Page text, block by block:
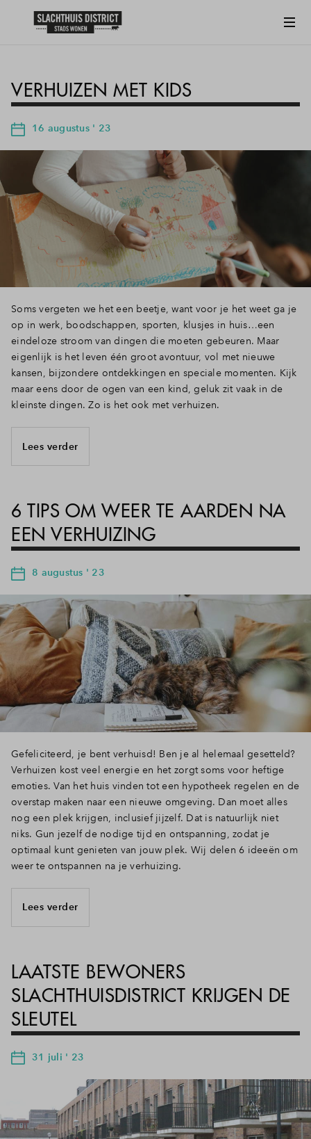
Inloggen
VERHUIZEN MET KIDS
16 augustus ' 23
Soms vergeten we het een beetje, want voor je het weet ga je
op in werk, boodschappen, sporten, klusjes in huis…een
eindeloze stroom van dingen die moeten gebeuren. Maar
eigenlijk is het leven één groot avontuur, vol met nieuwe
kansen, bijzondere ontdekkingen en speciale momenten. Kijk
maar eens door de ogen van een kind, geluk zit vaak in de
kleinste dingen. Zo is het ook met verhuizen.
Lees verder
6 TIPS OM WEER TE AARDEN NA
EEN VERHUIZING
8 augustus ' 23
Gefeliciteerd, je bent verhuisd! Ben je al helemaal gesetteld?
Verhuizen kost veel energie en het zorgt soms voor heftige
emoties. Van het huis vinden tot een hypotheek regelen en de
overstap maken naar een nieuwe omgeving. Dan moet alles
nog een plek krijgen, inclusief jijzelf. Dat is natuurlijk niet
niks. Gun jezelf de nodige tijd en ontspanning, zodat je
optimaal kunt genieten van jouw plek. Wij delen 6 ideeën om
weer te ontspannen na je verhuizing.
Lees verder
LAATSTE BEWONERS
SLACHTHUISDISTRICT KRIJGEN DE
SLEUTEL
31 juli ' 23